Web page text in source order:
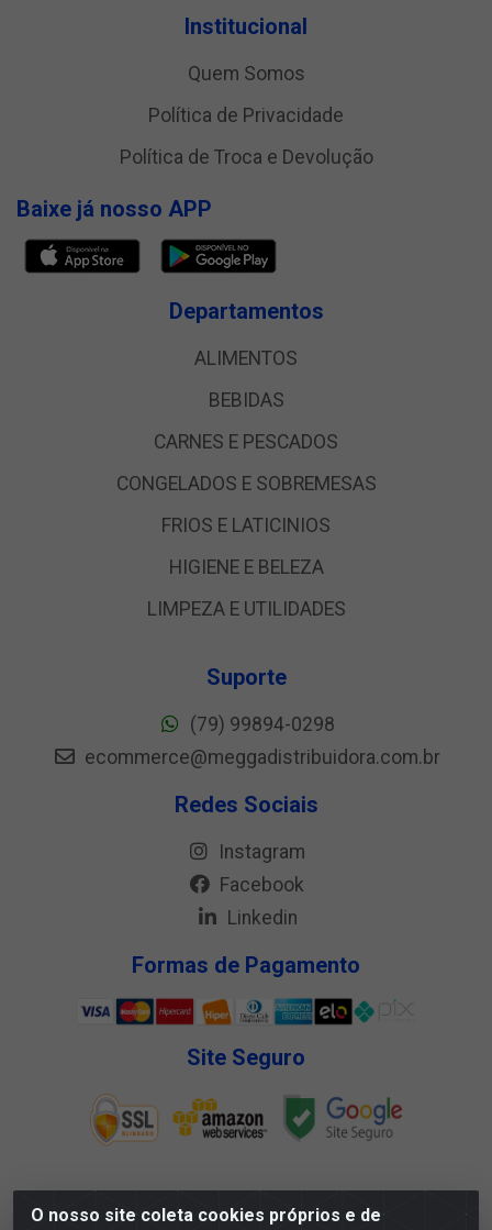
O nosso site coleta cookies próprios e de
Institucional
Quem Somos
Política de Privacidade
Política de Troca e Devolução
Baixe já nosso APP
Departamentos
ALIMENTOS
BEBIDAS
CARNES E PESCADOS
CONGELADOS E SOBREMESAS
FRIOS E LATICINIOS
HIGIENE E BELEZA
LIMPEZA E UTILIDADES
Suporte
(79) 99894-0298
ecommerce@meggadistribuidora.com.br
Redes Sociais
Instagram
Facebook
Linkedin
Formas de Pagamento
Site Seguro